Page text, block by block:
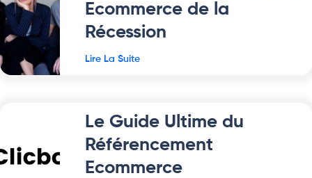
Ecommerce de la
Récession
Lire La Suite
Le Guide Ultime du
Référencement
Ecommerce